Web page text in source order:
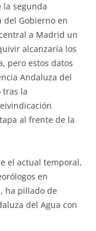
segunda
del Gobierno en
a Madrid un
alcanzaría los
pero estos datos
Andaluza del
tras la
al frente de la
el actual temporal,
en
ha pillado de
del Agua con